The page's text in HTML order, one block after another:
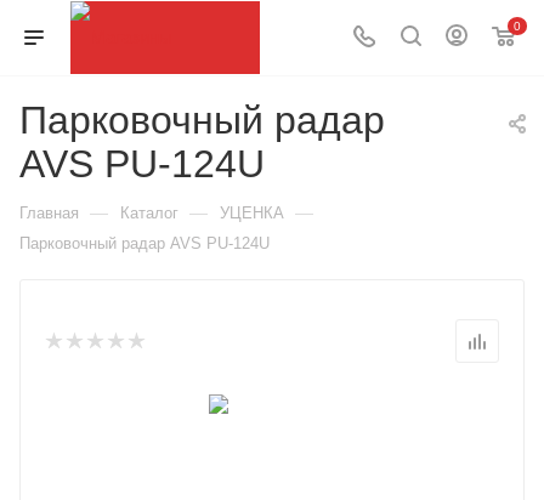
0
Парковочный радар
AVS PU-124U
Главная — Каталог — УЦЕНКА —
Парковочный радар AVS PU-124U